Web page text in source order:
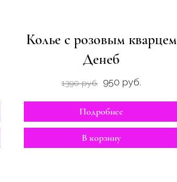
Колье с розовым кварцем
Денеб
1390 руб. 950 руб.
Подробнее
В корзину